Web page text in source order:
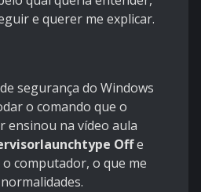
e querer me explicar.
segurança do Windows
o comando que o
na vídeo aula
Offe
computador, o que me